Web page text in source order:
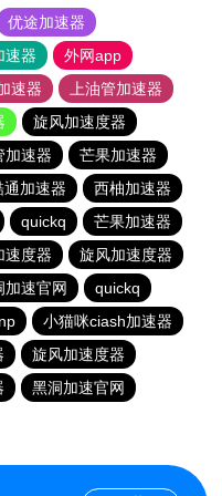
优途加速器
速器
外网app
速器
上油管加速器
旋风加速度器
加速器
芒果加速器
通加速器
西柚加速器
quickq
芒果加速器
速度器
旋风加速度器
加速官网
quickq
小猫咪ciash加速器
旋风加速度器
黑洞加速官网